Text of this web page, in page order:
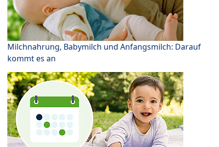
Milchnahrung, Babymilch und Anfangsmilch: Darauf
kommt es an